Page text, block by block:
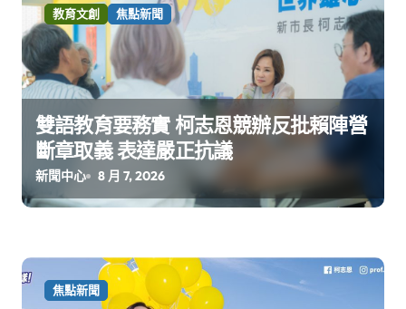
教育文創 焦點新聞
雙語教育要務實 柯志恩競辦反批賴陣營
斷章取義 表達嚴正抗議
新聞中心 8 月 7, 2026
焦點新聞